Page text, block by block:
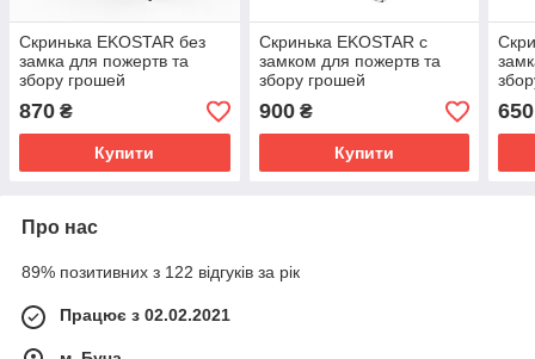
Скринька EKOSTAR без
замка для пожертв та
збору грошей
200x200x250. Об'єм 10
літрів
870 ₴
Купити
Скринька EKOSTAR с
замком для пожертв та
збору грошей
200x200x250. Об'єм 10
літрів
900₴
Купити
650
Про нас
89% позитивних з 122 відгуків за рік
Працює з 02.02.2021